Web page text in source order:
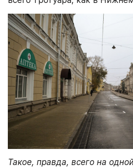
Такое, правда, всего на